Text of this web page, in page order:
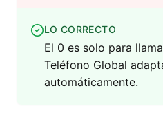
LO CORRECTO
El 0 es solo para
Teléfono Global
automáticamente.